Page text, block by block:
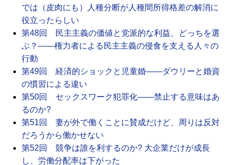
では（皮肉にも）人種分断が人種間所得格差の解消に
役立ったらしい
第48回 民主主義の価値と党派的な利益、どっちを選
ぶ？――権力者による民主主義の侵食を支える人々の
行動
第49回 経済的ショックと児童婚――ダウリーと婚資
の慣習による違い
第50回 セックスワーク犯罪化――禁止する意味はあ
るのか?
第51回 妻が外で働くことに賛成だけど、周りは反対
だろうから働かせない
第52回 競争は誰を利するのか? 大企業だけが成長
し、労働分配率は下がった